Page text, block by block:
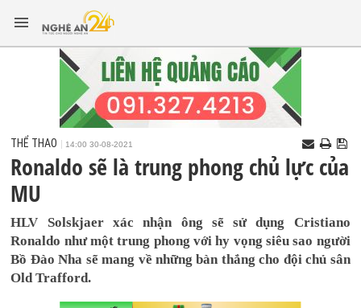
THỂ THAO 14:00 30-08-2021
Ronaldo sẽ là trung phong chủ lực của
MU
HLV Solskjaer xác nhận ông sẽ sử dụng Cristiano
Ronaldo như một trung phong với hy vọng siêu sao người
Bồ Đào Nha sẽ mang về những bàn thắng cho đội chủ sân
Old Trafford.